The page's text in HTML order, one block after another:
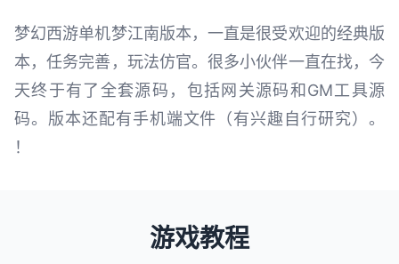
梦幻西游单机梦江南版本，一直是很受欢迎的经典版
本，任务完善，玩法仿官。很多小伙伴一直在找，今
天终于有了全套源码，包括网关源码和GM工具源
码。版本还配有手机端文件（有兴趣自行研究）。
！
游戏教程